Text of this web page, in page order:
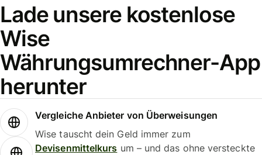
Lade unsere kostenlose
Wise
Währungsumrechner-App
herunter
Vergleiche Anbieter von Überweisungen
Wise tauscht dein Geld immer zum
Devisenmittelkurs um – und das ohne versteckte